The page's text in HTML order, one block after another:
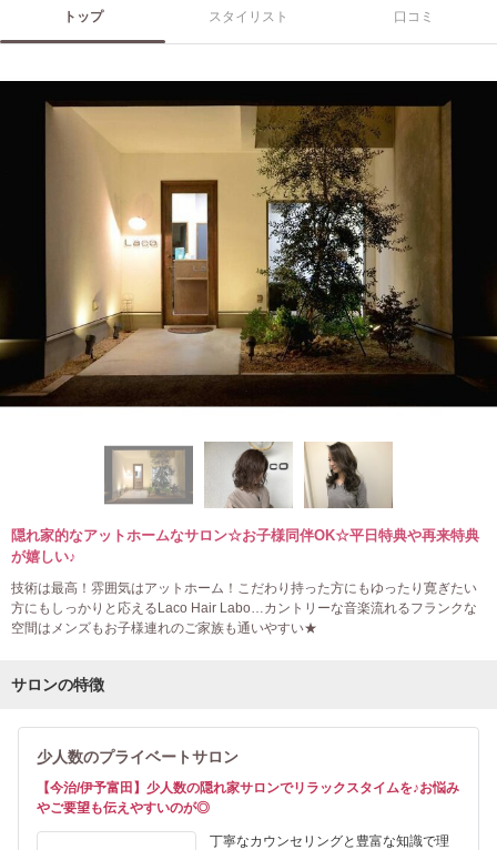
トップ スタイリスト 口コミ
隠れ家的なアットホームなサロン☆お子様同伴OK☆平日特典や再来特典
が嬉しい♪
技術は最高！雰囲気はアットホーム！こだわり持った方にもゆったり寛ぎたい
方にもしっかりと応えるLaco Hair Labo…カントリーな音楽流れるフランクな
空間はメンズもお子様連れのご家族も通いやすい★
サロンの特徴
少人数のプライベートサロン
【今治/伊予富田】少人数の隠れ家サロンでリラックスタイムを♪お悩み
やご要望も伝えやすいのが◎
丁寧なカウンセリングと豊富な知識で理